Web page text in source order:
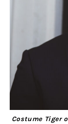
Costume Tiger